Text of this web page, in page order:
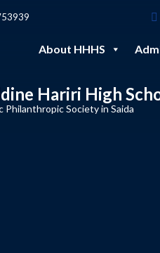
About HHHS
Hariri High
Philanthropic Society in Saida